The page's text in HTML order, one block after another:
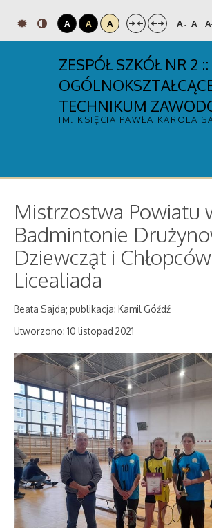
A A A A- A A
ZESPÓŁ SZKÓŁ NR 2
TECHNIKUM
IM. KSIĘCIA PAWŁA KAROLA
Mistrzostwa Powiatu
Badmintonie
Dziewcząt i Chłopców
Licealiada
Beata Sajda; publikacja: Kamil Góźdź
Utworzono: 10 listopad 2021